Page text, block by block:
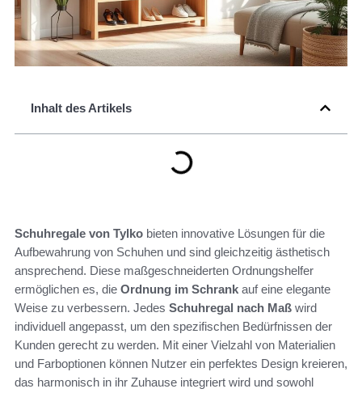
Inhalt des Artikels
Schuhregale von Tylko bieten innovative Lösungen für die
Aufbewahrung von Schuhen und sind gleichzeitig ästhetisch
ansprechend. Diese maßgeschneiderten Ordnungshelfer
ermöglichen es, die Ordnung im Schrank auf eine elegante
Weise zu verbessern. Jedes Schuhregal nach Maß wird
individuell angepasst, um den spezifischen Bedürfnissen der
Kunden gerecht zu werden. Mit einer Vielzahl von Materialien
und Farboptionen können Nutzer ein perfektes Design kreieren,
das harmonisch in ihr Zuhause integriert wird und sowohl